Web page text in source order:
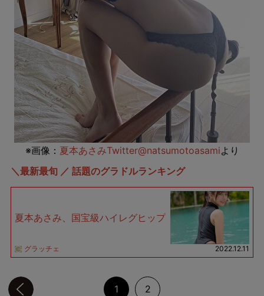
※画像： 夏本あさみTwitter@natsumotoasamiより
＼最新最旬 ／ 話題のグラドルランキング
夏本あさみ、国宝級ハイレグヒップ
グラッチェ 2022.12.11
1 2